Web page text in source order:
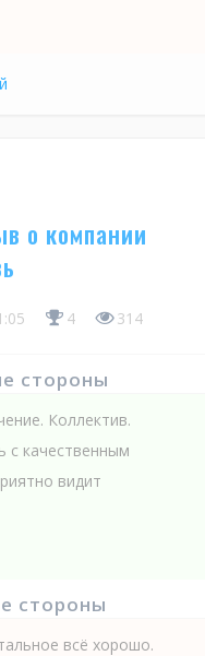
о компании
4 314
стороны
Коллектив.
с качественным
видит
стороны
всё хорошо.